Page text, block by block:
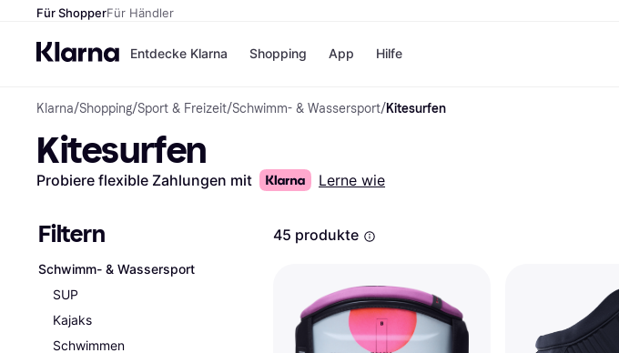
Für ShopperFür Händler
Entdecke Klarna
Zahlungsmethoden
Bezahle in 3
Teilzahlungen
Tagen
Ratenzahlung
Shopping und Cashback
Shopping
Shops
Temu
Samsung
Shoppe und vergleiche Preise
App Hilfe
Klarna/Shopping/Sport & Freizeit/Schwimm- & Wassersport/Kitesurfen
Kitesurfen
Probiere flexible Zahlungen mit Lerne wie
Filtern
Schwimm- & Wassersport
SUP
Kajaks
Schwimmen
45 produkte